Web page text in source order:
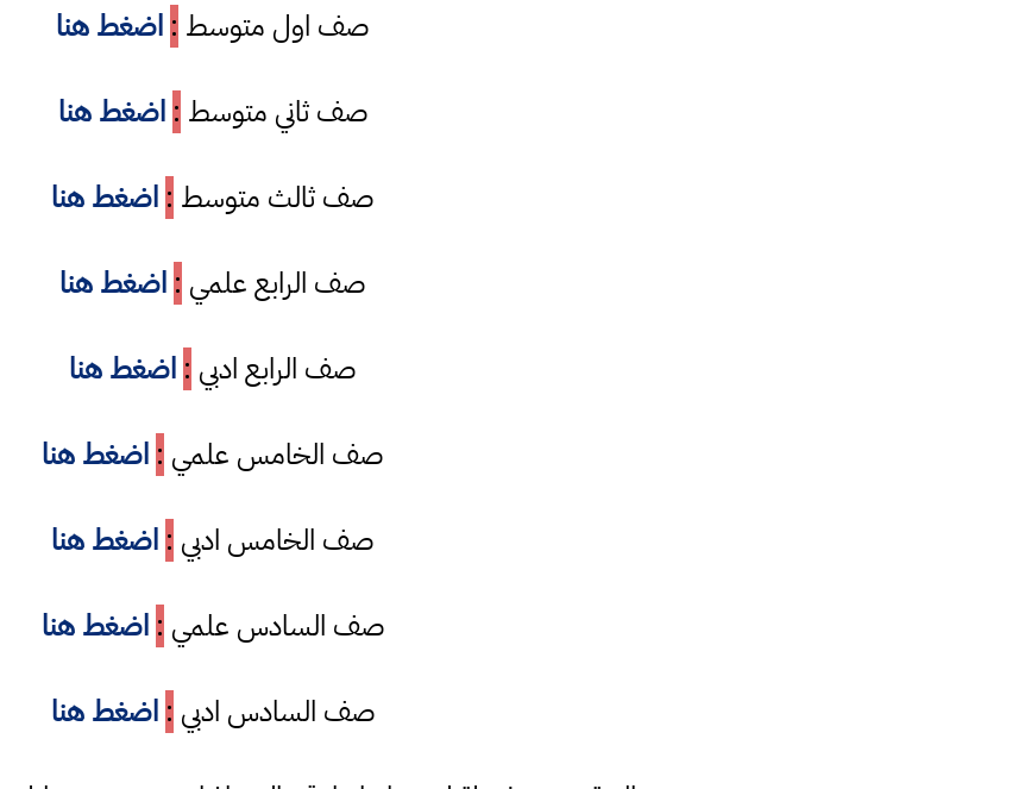
صف اول متوسط : اضغط هنا
صف ثاني متوسط : اضغط هنا
صف ثالث متوسط : اضغط هنا
صف الرابع علمي : اضغط هنا
صف الرابع ادبي : اضغط هنا
صف الخامس علمي : اضغط هنا
صف الخامس ادبي : اضغط هنا
صف السادس علمي : اضغط هنا
صف السادس ادبي : اضغط هنا